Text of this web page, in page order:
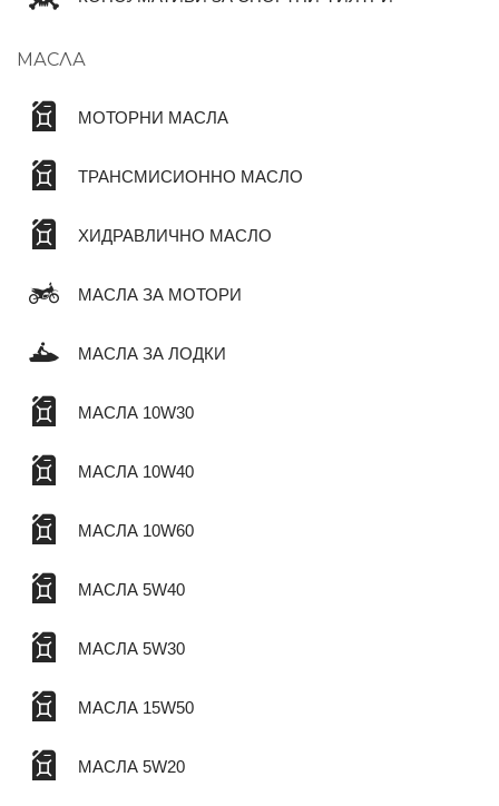
МАСЛА
МОТОРНИ МАСЛА
ТРАНСМИСИОННО МАСЛО
ХИДРАВЛИЧНО МАСЛО
МАСЛА ЗА МОТОРИ
МАСЛА ЗА ЛОДКИ
МАСЛА 10W30
МАСЛА 10W40
МАСЛА 10W60
МАСЛА 5W40
МАСЛА 5W30
МАСЛА 15W50
МАСЛА 5W20